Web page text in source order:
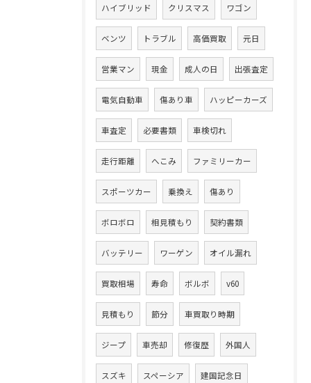
ハイブリッド クリスマス ワゴン
ベンツ トラブル 高価買取 元日
営業マン 現金 成人の日 出張査定
電気自動車 傷あり車 ハッピーカーズ
車査定 必要書類 車検切れ
走行距離 へこみ ファミリーカー
スポーツカー 乗換え 傷あり
ボロボロ 相見積もり 契約書類
バッテリー ワーゲン オイル漏れ
買取相場 寿命 ボルボ v60
見積もり 節分 車買取り時期
ジープ 車売却 修復歴 外国人
スズキ スペーシア 建国記念日